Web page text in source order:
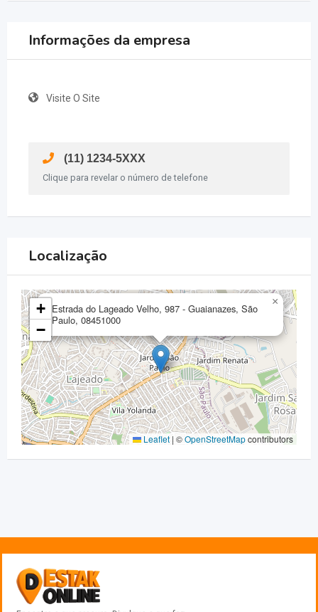
Informações da empresa
Visite O Site
(11) 1234-5XXX
Clique para revelar o número de telefone
Localização
Estrada do Lageado Velho, 987 - Guaianazes, São
Paulo, 08451000
×
+
−
Leaflet | ©OpenStreetMapcontributors